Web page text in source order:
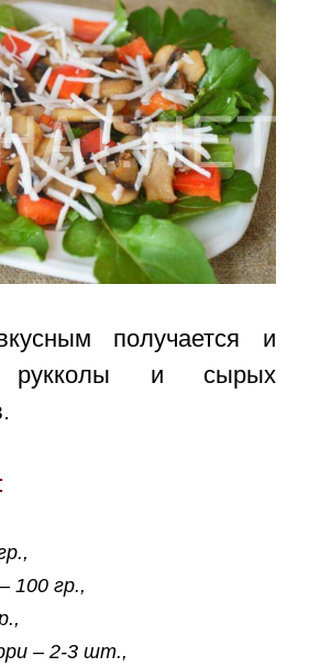
получается и
и сырых
100 гр.,
– 2-3 шт.,